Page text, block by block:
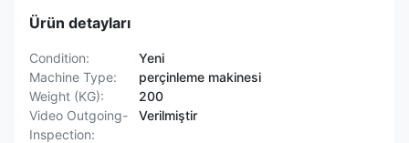
Ürün detayları
Condition:
Yeni
Machine Type:
perçinleme makinesi
Weight (KG):
200
Video Outgoing-
Inspection:
Verilmiştir